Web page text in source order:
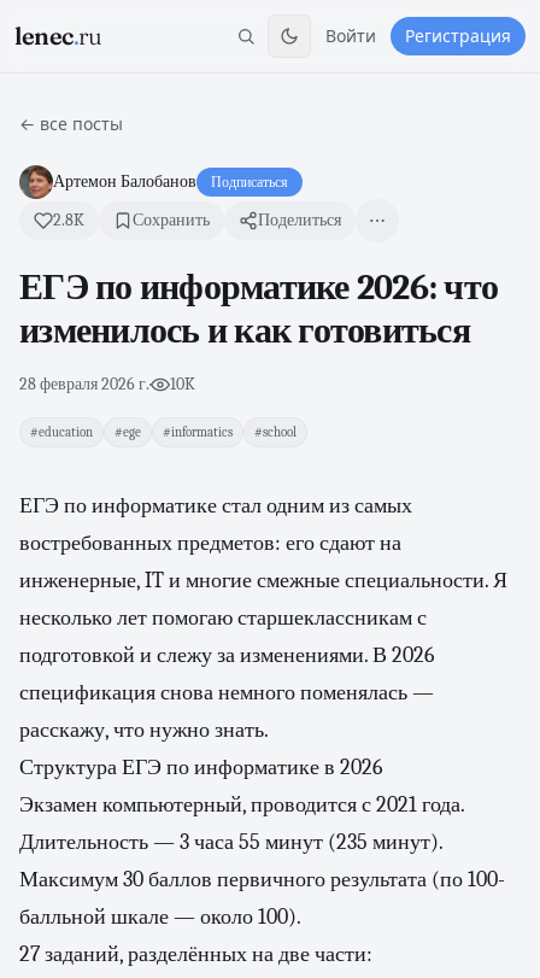
lenec.ru Войти Регистрация
← все посты
Артемон Балобанов Подписаться
2.8K Сохранить Поделиться
ЕГЭ по информатике 2026: что
изменилось и как готовиться
28 февраля 2026 г.· 10K
#education #ege #informatics #school
ЕГЭ по информатике стал одним из самых
востребованных предметов: его сдают на
инженерные, IT и многие смежные специальности. Я
несколько лет помогаю старшеклассникам с
подготовкой и слежу за изменениями. В 2026
спецификация снова немного поменялась —
расскажу, что нужно знать.
Структура ЕГЭ по информатике в 2026
Экзамен компьютерный, проводится с 2021 года.
Длительность — 3 часа 55 минут (235 минут).
Максимум 30 баллов первичного результата (по 100-
балльной шкале — около 100).
27 заданий, разделённых на две части: